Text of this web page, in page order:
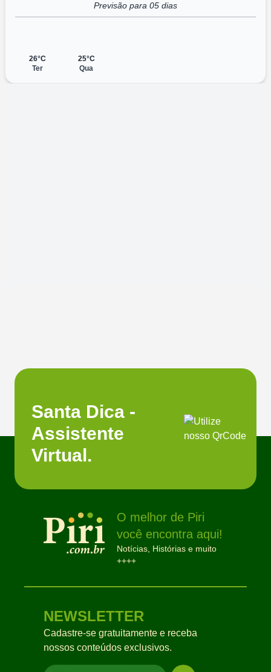
Previsão para 05 dias
26°C
Ter
25°C
Qua
Santa Dica -
Assistente
Virtual.
O melhor de Piri
você encontra aqui!
Notícias, Histórias e muito
++++
NEWSLETTER
Cadastre-se gratuitamente e receba
nossos conteúdos exclusivos.